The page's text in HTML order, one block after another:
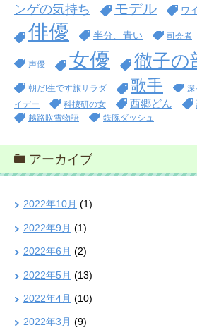
ンゲの気持ち
モデル ワ
俳優 半分、青い 司会者
声優 女優 徹子の
朝だ!生です旅サラダ 歌手 深
イデー
科捜研の女 西郷どん
越路吹雪物語 鉄腕ダッシュ
アーカイブ
2022年10月 (1)
2022年9月 (1)
2022年6月 (2)
2022年5月 (13)
2022年4月 (10)
2022年3月 (9)